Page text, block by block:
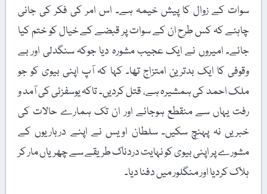
سوات کے زوال کا پیش خیمہ ہے۔ اس امر کی فکر کی جانی
چاہئے کہ کس طرح ان کے سوات پر قبضے کے خیال کو ختم کیا
جائے۔ امیروں نے ایک عجیب مشورہ دیا جوکہ سنگدلی اور بے
وقوفی کا ایک بدترین امتزاج تھا۔ کہا کہ آپ اپنی بیوی کو جو
ملک احمد کی ہمشیرہ ہے، قتل کردیں۔ تاکہ یوسفزئی کی آمد و
رفت یہاں سے منقطع ہوجائے اور ان تک ہمارے حالات کی
خبریں نہ پہنچ سکیں۔ سلطان اویس نے اپنے درباریوں کے
مشورے پر اپنی بیوی کو نہایت دردناک طریقے سے چھریاں مار کر
ہلاک کردیا اور منگلور میں دفنا دیا۔